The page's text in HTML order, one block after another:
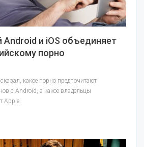
Android и iOS объединяет
порно
какое порно предпочитают
с Android, а какое владельцы
Apple.